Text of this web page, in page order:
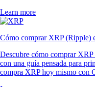
Learn more
Cómo comprar XRP (Ripple)
Descubre cómo comprar
con una guía pensada para
compra XRP hoy mismo con